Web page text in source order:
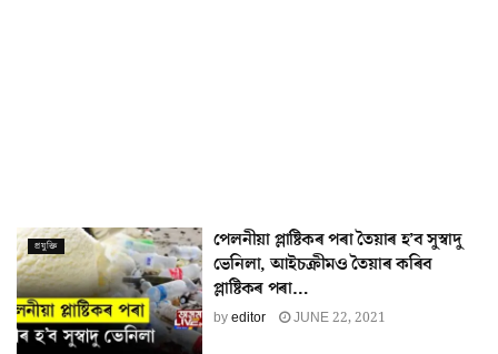
প্ৰযুক্তি
পেলনীয়া প্লাষ্টিকৰ পৰা তৈয়াৰ হ’ব সুস্বাদু
ভেনিলা, আইচক্ৰীমও তৈয়াৰ কৰিব
প্লাষ্টিকৰ পৰা…
byeditor JUNE 22, 2021